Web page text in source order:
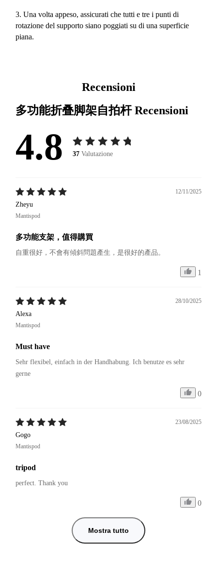
3. Una volta appeso, assicurati che tutti e tre i punti di
rotazione del supporto siano poggiati su di una superficie
piana.
Recensioni
多功能折叠脚架自拍杆Recensioni
4.8 37 Valutazione
12/11/2025
Zheyu
Mantispod
多功能支架，值得購買
自重很好，不會有傾斜問題產生，是很好的產品。
1
28/10/2025
Alexa
Mantispod
Must have
Sehr flexibel, einfach in der Handhabung. Ich benutze es sehr
gerne
0
23/08/2025
Gogo
Mantispod
tripod
perfect. Thank you
0
Mostra tutto